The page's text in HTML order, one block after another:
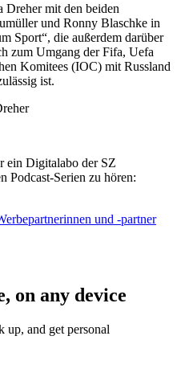
Dreher mit den beiden
und Ronny Blaschke in
Sport“, die außerdem darüber
zum Umgang der Fifa, Uefa
Komitees (IOC) mit Russland
ist.
ein Digitalabo der SZ
Podcast-Serien zu hören:
und -partner
on any device
up, and get personal